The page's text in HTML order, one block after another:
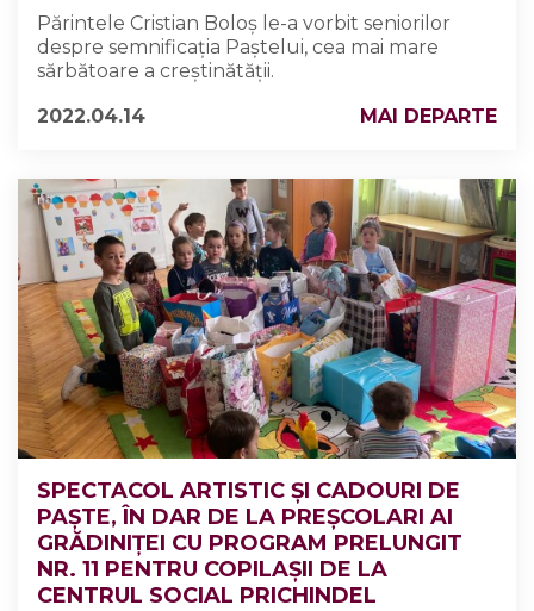
Părintele Cristian Boloș le-a vorbit seniorilor
despre semnificația Paștelui, cea mai mare
sărbătoare a creștinătății.
2022.04.14
MAI DEPARTE
SPECTACOL ARTISTIC ȘI CADOURI DE
PAȘTE, ÎN DAR DE LA PREȘCOLARI AI
GRĂDINIȚEI CU PROGRAM PRELUNGIT
NR. 11 PENTRU COPILAȘII DE LA
CENTRUL SOCIAL PRICHINDEL